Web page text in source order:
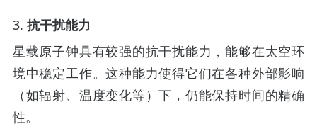
3. 抗干扰能力
星载原子钟具有较强的抗干扰能力，能够在太空环
境中稳定工作。这种能力使得它们在各种外部影响
（如辐射、温度变化等）下，仍能保持时间的精确
性。